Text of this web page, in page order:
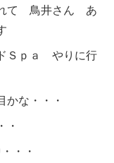
て 鳥井さん あ
Ｓｐａ やりに行
な・・・
・
・・